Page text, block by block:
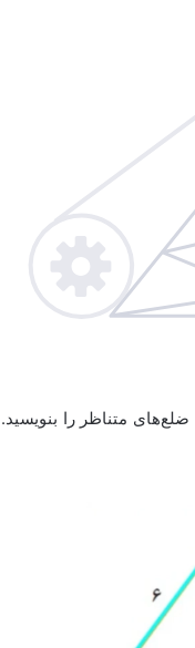
متناظر را بنویسید.